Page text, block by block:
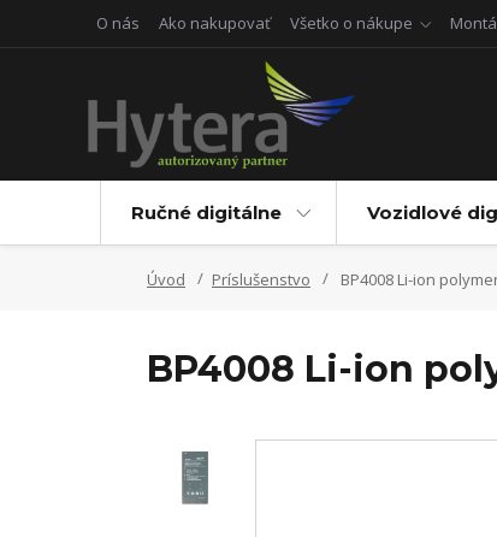
O nás Ako nakupovať Všetko o nákupe
Ručné digitálne Vozidlové
Úvod Príslušenstvo BP4008 Li-ion
BP4008 Li-ion